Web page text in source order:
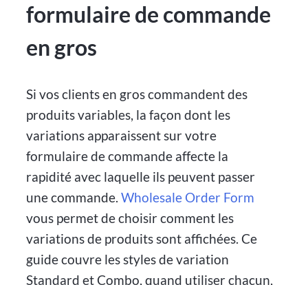
formulaire de commande
en gros
Si vos clients en gros commandent des
produits variables, la façon dont les
variations apparaissent sur votre
formulaire de commande affecte la
rapidité avec laquelle ils peuvent passer
une commande.Wholesale Order Form
vous permet de choisir comment les
variations de produits sont affichées. Ce
guide couvre les styles de variation
Standard et Combo, quand utiliser chacun,